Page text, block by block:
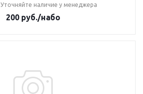
Уточняйте наличие у менеджера
200руб./набо